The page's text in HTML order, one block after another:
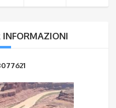
INFORMAZIONI